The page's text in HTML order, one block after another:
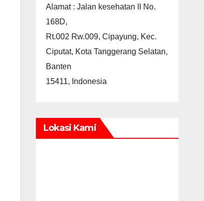
Alamat : Jalan kesehatan II No.
168D,
Rt.002 Rw.009, Cipayung, Kec.
Ciputat, Kota Tanggerang Selatan,
Banten
15411, Indonesia
Lokasi Kami